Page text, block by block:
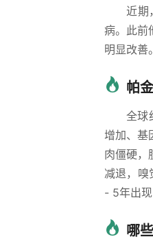
近期
病。此前
明显改善
帕
全球
增加、基
肉僵硬，
减退，嗅
- 5年出
哪